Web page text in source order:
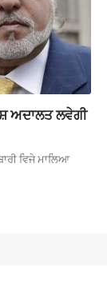
ਅਦਾਲਤ ਲਵੇਗੀ
ਵਿਜੇ ਮਾਲਿਆ